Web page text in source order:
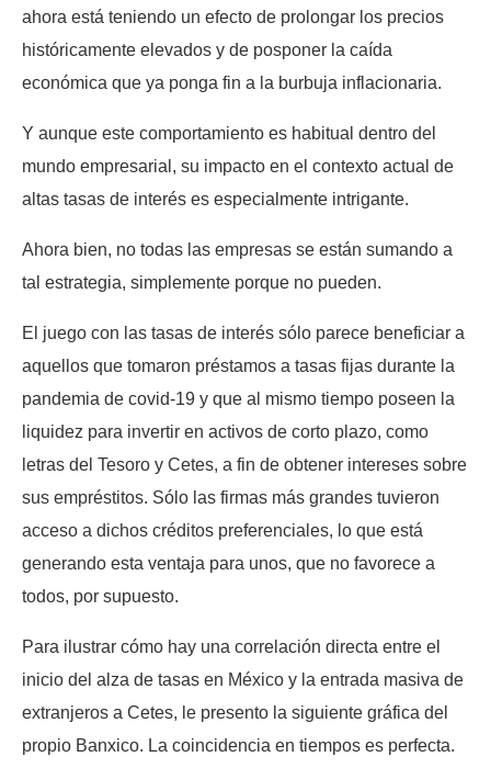
ahora está teniendo un efecto de prolongar los precios
históricamente elevados y de posponer la caída
económica que ya ponga fin a la burbuja inflacionaria.
Y aunque este comportamiento es habitual dentro del
mundo empresarial, su impacto en el contexto actual de
altas tasas de interés es especialmente intrigante.
Ahora bien, no todas las empresas se están sumando a
tal estrategia, simplemente porque no pueden.
El juego con las tasas de interés sólo parece beneficiar a
aquellos que tomaron préstamos a tasas fijas durante la
pandemia de covid-19 y que al mismo tiempo poseen la
liquidez para invertir en activos de corto plazo, como
letras del Tesoro y Cetes, a fin de obtener intereses sobre
sus empréstitos. Sólo las firmas más grandes tuvieron
acceso a dichos créditos preferenciales, lo que está
generando esta ventaja para unos, que no favorece a
todos, por supuesto.
Para ilustrar cómo hay una correlación directa entre el
inicio del alza de tasas en México y la entrada masiva de
extranjeros a Cetes, le presento la siguiente gráfica del
propio Banxico. La coincidencia en tiempos es perfecta.